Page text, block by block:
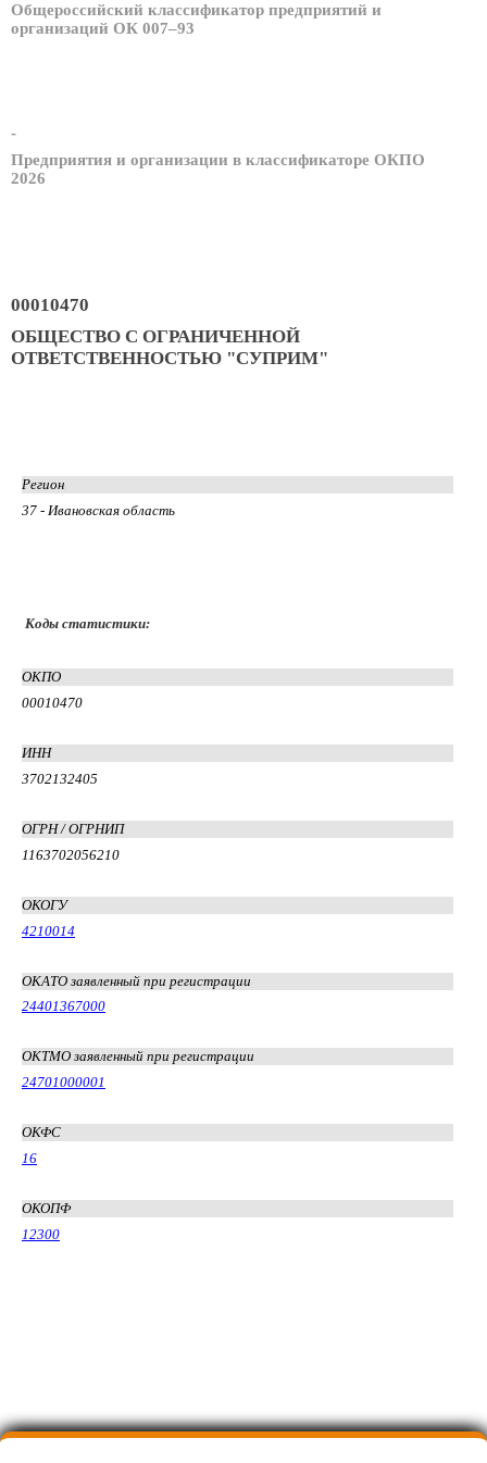
Общероссийский классификатор предприятий и
организаций ОК 007–93
-
Предприятия и организации в классификаторе ОКПО
2026
00010470
ОБЩЕСТВО С ОГРАНИЧЕННОЙ
ОТВЕТСТВЕННОСТЬЮ "СУПРИМ"
Регион
37 - Ивановская область
Коды статистики:
ОКПО
00010470
ИНН
3702132405
ОГРН / ОГРНИП
1163702056210
ОКОГУ
4210014
ОКАТО заявленный при регистрации
24401367000
ОКТМО заявленный при регистрации
24701000001
ОКФС
16
ОКОПФ
12300